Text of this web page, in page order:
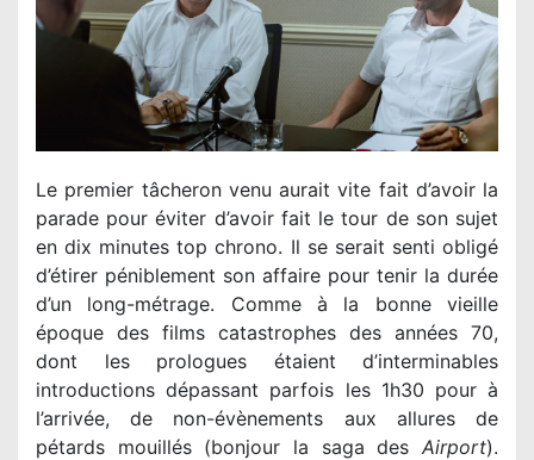
Le premier tâcheron venu aurait vite fait d’avoir la
parade pour éviter d’avoir fait le tour de son sujet
en dix minutes top chrono. Il se serait senti obligé
d’étirer péniblement son affaire pour tenir la durée
d’un long-métrage. Comme à la bonne vieille
époque des films catastrophes des années 70,
dont les prologues étaient d’interminables
introductions dépassant parfois les 1h30 pour à
l’arrivée, de non-évènements aux allures de
pétards mouillés (bonjour la saga des Airport).